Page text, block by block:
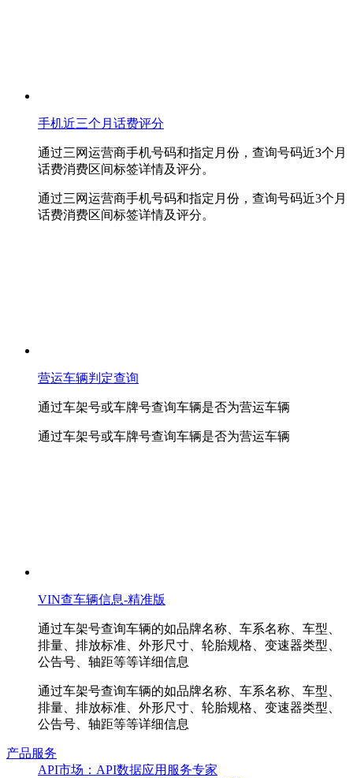
手机近三个月话费评分
通过三网运营商手机号码和指定月份，查询号码近3个月
话费消费区间标签详情及评分。
通过三网运营商手机号码和指定月份，查询号码近3个月
话费消费区间标签详情及评分。
营运车辆判定查询
通过车架号或车牌号查询车辆是否为营运车辆
通过车架号或车牌号查询车辆是否为营运车辆
VIN查车辆信息-精准版
通过车架号查询车辆的如品牌名称、车系名称、车型、
排量、排放标准、外形尺寸、轮胎规格、变速器类型、
公告号、轴距等等详细信息
通过车架号查询车辆的如品牌名称、车系名称、车型、
排量、排放标准、外形尺寸、轮胎规格、变速器类型、
公告号、轴距等等详细信息
产品服务
API市场：API数据应用服务专家